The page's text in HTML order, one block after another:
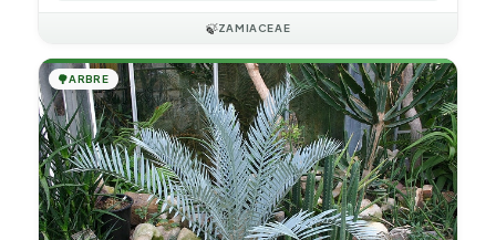
🍃ZAMIACEAE
🌳ARBRE